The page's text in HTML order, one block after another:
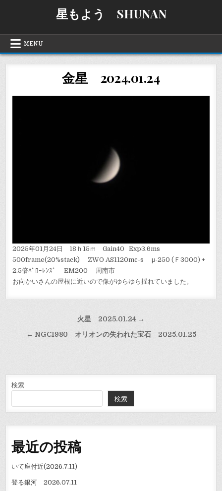
星もよう SHUNAN
MENU
金星 2024.01.24
2025年01月24日 18ｈ15ｍ Gain40 Exp3.6ms
500frame(20%stack) ZWO AS1120mc-s μ-250 (Ｆ3000) +
2.5倍ﾊﾞﾛｰﾚﾝｽﾞ EM200 周南市
お向かいさんの屋根に近いので像がゆらゆら揺れていました。
ゲ
ー
シ
ョ
ン
火星 2025.01.24 →
← NGC1980 オリオンの失われた宝石 2025.01.25
検索
検索
最近の投稿
いて座付近(2026.7.11)
登る銀河 2026.07.11